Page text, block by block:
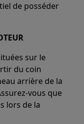
de posséder
sur le
du coin
arrière de la
vous que
lors de la